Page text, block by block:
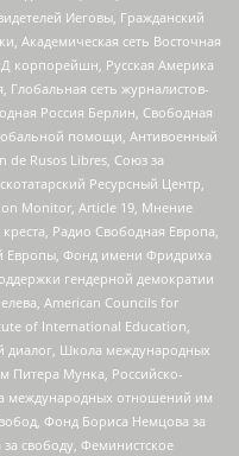
Иеговы, Гражданский
Академическая сеть Восточная
корпорейшн, Русская Америка
Глобальная сеть журналистов-
Россия Берлин, Свободная
помощи, Антивоенный
de Rusos Libres, Союз за
Ресурсный Центр,
Monitor, Article 19, Мнение
Радио Свободная Европа,
Европы, Фонд имени Фридриха
гендерной демократии
American Councils for
of International Education,
диалог, Школа международных
Питера Мунка, Российско-
международных отношений им
Фонд Бориса Немцова за
свободу, Феминистское